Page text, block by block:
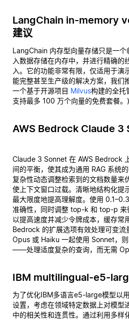
LangChain in-memory
建议
LangChain 内存型向量存储只是一
入数据存储在内存中，并进行精确的
入。它的功能非常有限，仅适用于演
能完整甚至生产级的解决方案，我们
一个基于开源项目 Milvus构建的全托
支持最多 100 万个向量的免费套餐。)
AWS Bedrock Claude 3
Claude 3 Sonnet 在 AWS Bedrock
间的平衡，使其成为通用 RAG 系统
复杂性动态调整检索到的文档数量来
使上下文窗口过载。清晰地结构化提
最大限度地提高理解度。使用
准确性，同时调整 top-k 和 top-p 来
以提高速度并减少令牌成本，缓存常
Bedrock 的扩展选项有效处理可变流
Opus 或 Haiku 一起使用 Sonnet，
——处理适度复杂的查询，而无需
IBM multilingual-e5-
为了优化IBM多语言e5-large模型以
设置，考虑在领域特定数据上对模型
中的相关性和连贯性。通过利用多样